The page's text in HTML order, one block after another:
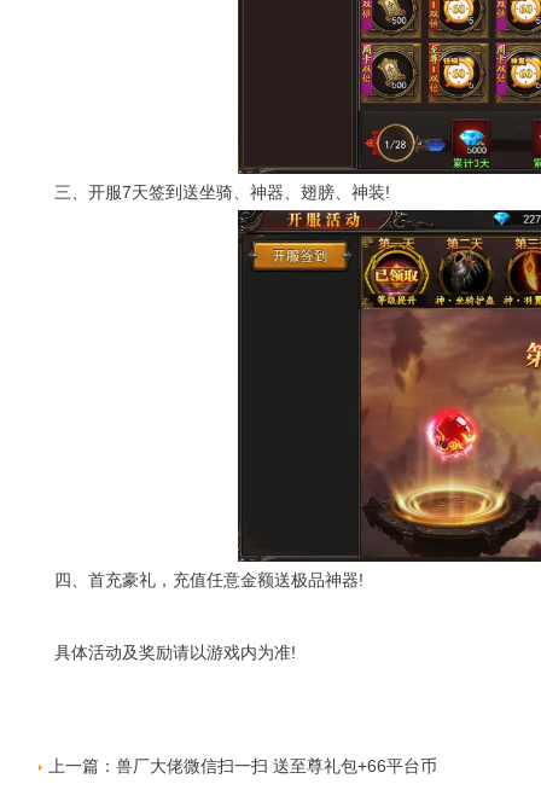
三、开服7天签到送坐骑、神器、翅膀、神装!
四、首充豪礼，充值任意金额送极品神器!
具体活动及奖励请以游戏内为准!
上一篇： 兽厂大佬微信扫一扫 送至尊礼包+66平台币